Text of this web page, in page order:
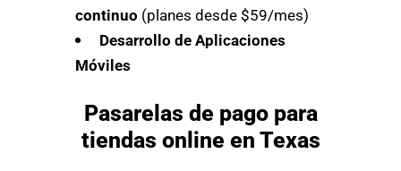
continuo (planes desde $59/mes)
Desarrollo de Aplicaciones
Móviles
Pasarelas de pago para
tiendas online en Texas